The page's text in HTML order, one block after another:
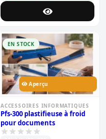
EN STOCK
Aperçu
ACCESSOIRES INFORMATIQUES
Pfs-300 plastifieuse à froid
pour documents